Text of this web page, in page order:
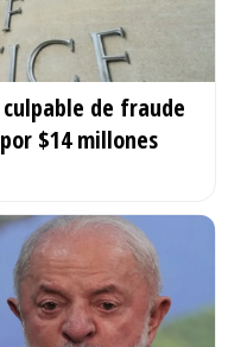
de fraude
$14 millones